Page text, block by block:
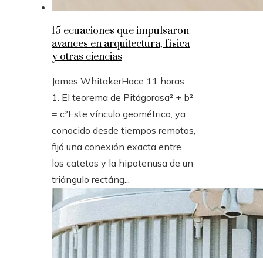
15 ecuaciones que impulsaron
avances en arquitectura, física
y otras ciencias
James WhitakerHace 11 horas
1. El teorema de Pitágorasa² + b²
= c²Este vínculo geométrico, ya
conocido desde tiempos remotos,
fijó una conexión exacta entre
los catetos y la hipotenusa de un
triángulo rectáng...